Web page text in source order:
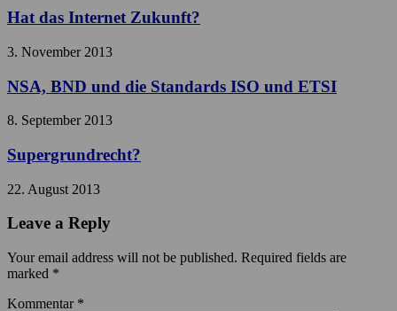
Hat das Internet Zukunft?
3. November 2013
NSA, BND und die Standards ISO und ETSI
8. September 2013
Supergrundrecht?
22. August 2013
Leave a Reply
Your email address will not be published. Required fields are
marked *
Kommentar *